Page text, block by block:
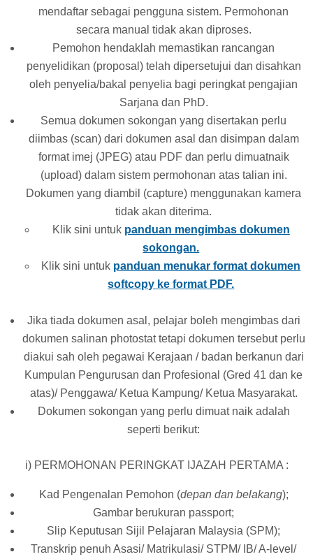
mendaftar sebagai pengguna sistem. Permohonan
secara manual tidak akan diproses.
Pemohon hendaklah memastikan rancangan
penyelidikan (proposal) telah dipersetujui dan disahkan
oleh penyelia/bakal penyelia bagi peringkat pengajian
Sarjana dan PhD.
Semua dokumen sokongan yang disertakan perlu
diimbas (scan) dari dokumen asal dan disimpan dalam
format imej (JPEG) atau PDF dan perlu dimuatnaik
(upload) dalam sistem permohonan atas talian ini.
Dokumen yang diambil (capture) menggunakan kamera
tidak akan diterima.
Klik sini untuk panduan mengimbas dokumen
sokongan.
Klik sini untuk panduan menukar format dokumen
softcopy ke format PDF.
Jika tiada dokumen asal, pelajar boleh mengimbas dari
dokumen salinan photostat tetapi dokumen tersebut perlu
diakui sah oleh pegawai Kerajaan / badan berkanun dari
Kumpulan Pengurusan dan Profesional (Gred 41 dan ke
atas)/ Penggawa/ Ketua Kampung/ Ketua Masyarakat.
Dokumen sokongan yang perlu dimuat naik adalah
seperti berikut:
i) PERMOHONAN PERINGKAT IJAZAH PERTAMA :
Kad Pengenalan Pemohon (depan dan belakang);
Gambar berukuran passport;
Slip Keputusan Sijil Pelajaran Malaysia (SPM);
Transkrip penuh Asasi/ Matrikulasi/ STPM/ IB/ A-level/